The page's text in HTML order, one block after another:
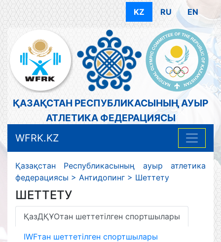
KZ RU EN
ҚАЗАҚСТАН РЕСПУБЛИКАСЫНЫҢ АУЫР
АТЛЕТИКА ФЕДЕРАЦИЯСЫ
WFRK.KZ
Қазақстан Республикасының ауыр атлетика
федерациясы > Антидопинг > Шеттету
ШЕТТЕТУ
ҚазДҚҰОтан шеттетілген спортшылары
IWFтан шеттетілген спортшылары